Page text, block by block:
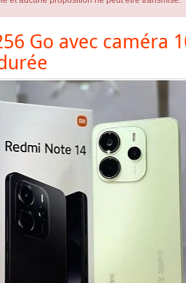
Go avec caméra